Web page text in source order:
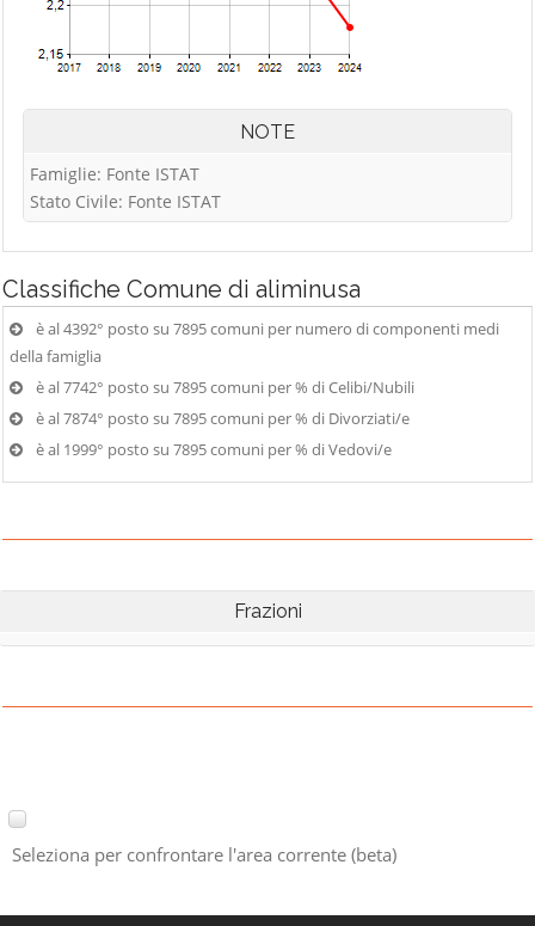
NOTE
Famiglie: Fonte ISTAT
Stato Civile: Fonte ISTAT
Classifiche Comune di aliminusa
è al 4392° posto su 7895 comuni per numero di componenti medi
della famiglia
è al 7742° posto su 7895 comuni per % di Celibi/Nubili
è al 7874° posto su 7895 comuni per % di Divorziati/e
è al 1999° posto su 7895 comuni per % di Vedovi/e
Frazioni
Seleziona per confrontare l'area corrente (beta)